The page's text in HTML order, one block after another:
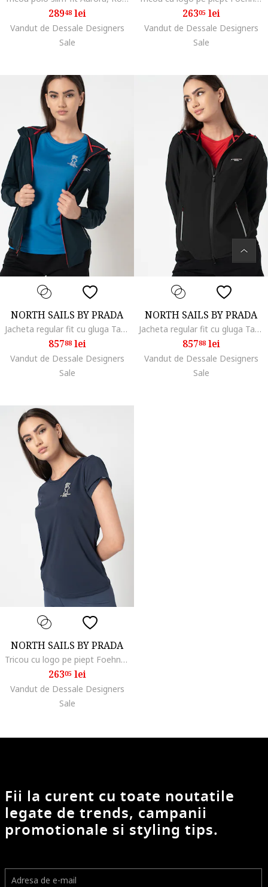
28948lei
Vandut de Dessale Designers
Sale
26305lei
Vandut de Dessale Designers
Sale
NORTH SAILS BY PRADA
Jacheta regular fit cu gluga Takapuna, Bleumarin
85788lei
Vandut de Dessale Designers
Sale
NORTH SAILS BY PRADA
Jacheta regular fit cu gluga Takapuna, Negru
85788lei
Vandut de Dessale Designers
Sale
NORTH SAILS BY PRADA
Tricou cu logo pe piept Foehn, Bleumarin
26305lei
Vandut de Dessale Designers
Sale
Fii la curent cu toate noutatile
legate de trends, campanii
promotionale si styling tips.